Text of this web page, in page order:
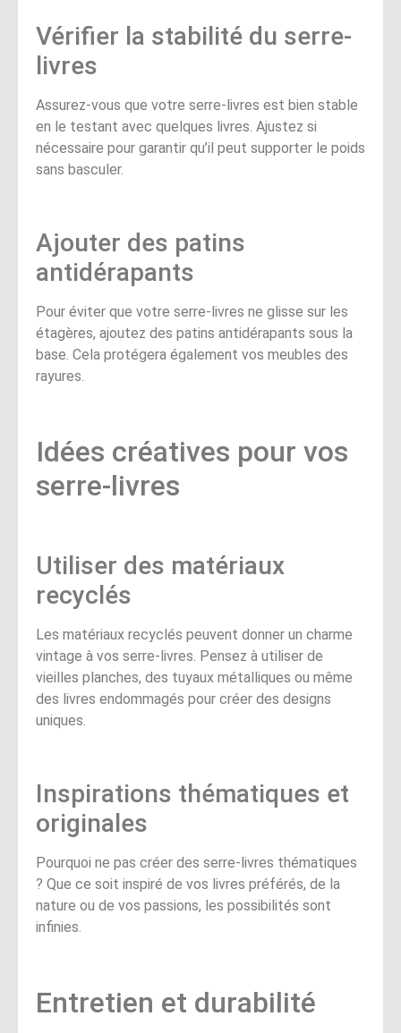
Vérifier la stabilité du serre-
livres
Assurez-vous que votre serre-livres est bien stable
en le testant avec quelques livres. Ajustez si
nécessaire pour garantir qu’il peut supporter le poids
sans basculer.
Ajouter des patins
antidérapants
Pour éviter que votre serre-livres ne glisse sur les
étagères, ajoutez des patins antidérapants sous la
base. Cela protégera également vos meubles des
rayures.
Idées créatives pour vos
serre-livres
Utiliser des matériaux
recyclés
Les matériaux recyclés peuvent donner un charme
vintage à vos serre-livres. Pensez à utiliser de
vieilles planches, des tuyaux métalliques ou même
des livres endommagés pour créer des designs
uniques.
Inspirations thématiques et
originales
Pourquoi ne pas créer des serre-livres thématiques
? Que ce soit inspiré de vos livres préférés, de la
nature ou de vos passions, les possibilités sont
infinies.
Entretien et durabilité